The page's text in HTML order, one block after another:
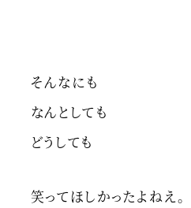
そんなにも
なんとしても
どうしても
笑ってほしかったよねえ。